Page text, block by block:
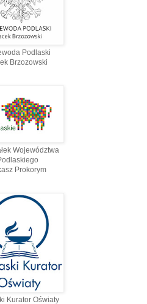
Podlaski
Brzozowski
Województwa
Prokorym
Kurator Oświaty